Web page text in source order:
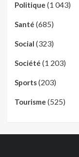
Politique (1 043)
Santé (685)
Social (323)
Société (1 203)
Sports(203)
Tourisme (525)